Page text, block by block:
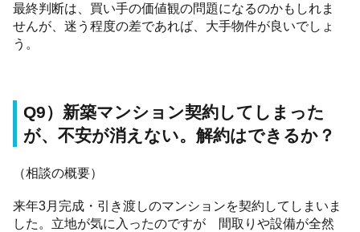
最終判断は、買い手の価値観の問題になるのかもしれま
せんが、迷う程度の差であれば、大手物件が良いでしょ
う。
Q9）新築マンション契約してしまった
が、不安が消えない。解約はできるか？
（相談の概要）
来年3月完成・引き渡しのマンションを契約してしまいま
した。立地が気に入ったのですが 間取りや設備が全然